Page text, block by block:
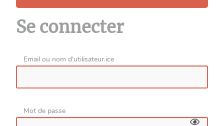
Se connecter
Email ou nom d'utilisateur.ice
Mot de passe